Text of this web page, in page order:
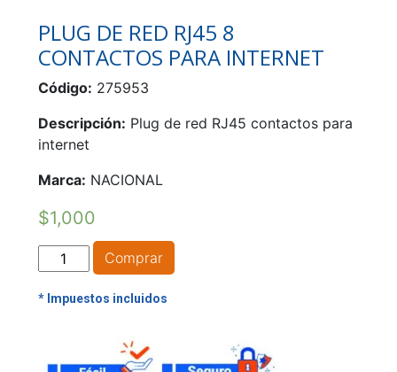
PLUG DE RED RJ45 8
CONTACTOS PARA INTERNET
Código: 275953
Descripción: Plug de red RJ45 contactos para
internet
Marca: NACIONAL
$1,000
PLUG
DE
RED
CONTACTOS
Comprar